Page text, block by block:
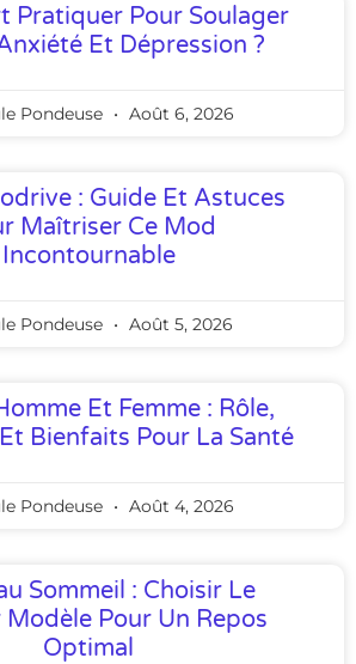
Pratiquer Pour Soulager
Et Dépression ?
Pondeuse Août 6, 2026
: Guide Et Astuces
Maîtriser Ce Mod
Incontournable
Pondeuse Août 5, 2026
Et Femme : Rôle,
Bienfaits Pour La Santé
Pondeuse Août 4, 2026
Sommeil : Choisir Le
Modèle Pour Un Repos
Optimal